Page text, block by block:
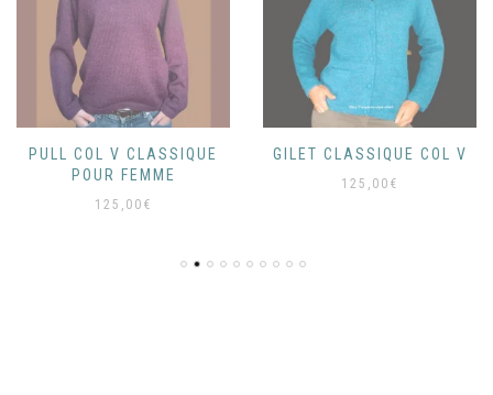
PULL COL V CLASSIQUE
POUR FEMME
125,00 €
GILET CLASSIQUE COL V
125,00 €